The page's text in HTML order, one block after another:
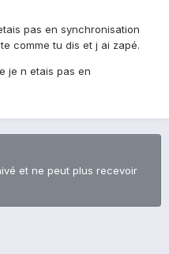
pas en synchronisation
comme tu dis et j ai zapé.
je n etais pas en
et ne peut plus recevoir